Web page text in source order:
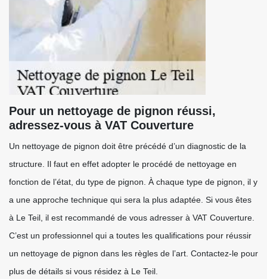
Pour un nettoyage de pignon réussi,
adressez-vous à VAT Couverture
Un nettoyage de pignon doit être précédé d’un diagnostic de la
structure. Il faut en effet adopter le procédé de nettoyage en
fonction de l’état, du type de pignon. À chaque type de pignon, il y
a une approche technique qui sera la plus adaptée. Si vous êtes
à Le Teil, il est recommandé de vous adresser à VAT Couverture.
C’est un professionnel qui a toutes les qualifications pour réussir
un nettoyage de pignon dans les règles de l’art. Contactez-le pour
plus de détails si vous résidez à Le Teil.